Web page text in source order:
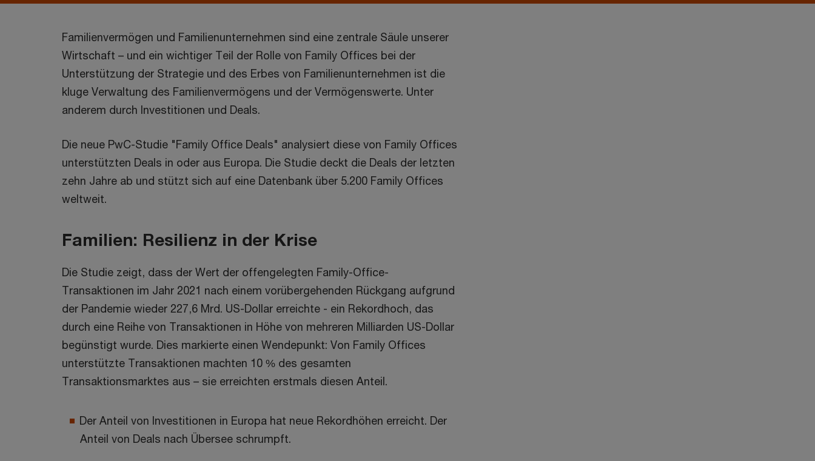
Familienvermögen und Familienunternehmen sind eine zentrale Säule unserer
Wirtschaft – und ein wichtiger Teil der Rolle von Family Offices bei der
Unterstützung der Strategie und des Erbes von Familienunternehmen ist die
kluge Verwaltung des Familienvermögens und der Vermögenswerte. Unter
anderem durch Investitionen und Deals.
Die neue PwC-Studie "Family Office Deals" analysiert diese von Family Offices
unterstützten Deals in oder aus Europa. Die Studie deckt die Deals der letzten
zehn Jahre ab und stützt sich auf eine Datenbank über 5.200 Family Offices
weltweit.
Familien: Resilienz in der Krise
Die Studie zeigt, dass der Wert der offengelegten Family-Office-
Transaktionen im Jahr 2021 nach einem vorübergehenden Rückgang aufgrund
der Pandemie wieder 227,6 Mrd. US-Dollar erreichte - ein Rekordhoch, das
durch eine Reihe von Transaktionen in Höhe von mehreren Milliarden US-Dollar
begünstigt wurde. Dies markierte einen Wendepunkt: Von Family Offices
unterstützte Transaktionen machten 10 % des gesamten
Transaktionsmarktes aus – sie erreichten erstmals diesen Anteil.
Der Anteil von Investitionen in Europa hat neue Rekordhöhen erreicht. Der
Anteil von Deals nach Übersee schrumpft.